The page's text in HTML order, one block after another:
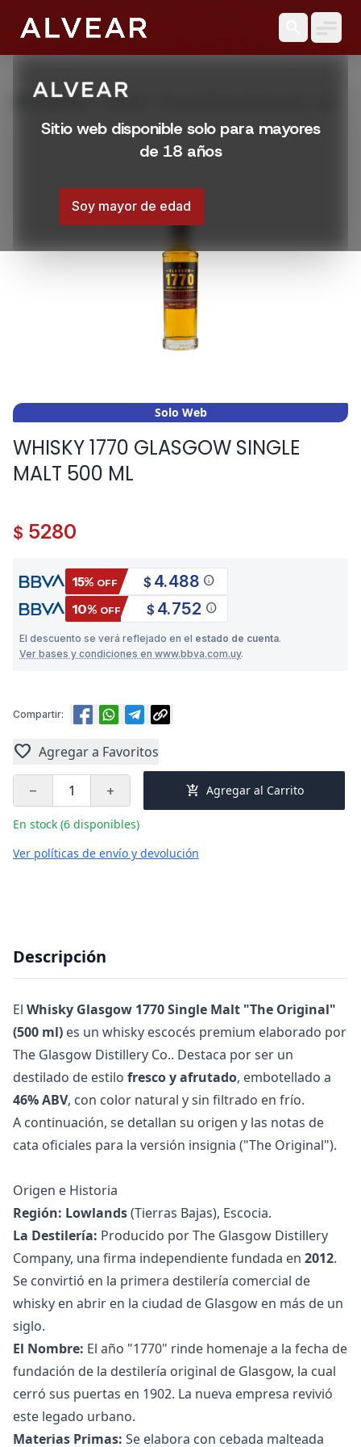
Sitio web disponible solo para mayores
de 18 años
Soy mayor de edad
Productos
WHISKY 1770 GLASGOW SINGLE MALT 500
Solo Web
WHISKY 1770 GLASGOW SINGLE
MALT 500 ML
$ 5280
15% OFF $ 4.488 info
10% OFF $ 4.752 info
El descuento se verá reflejado en el estado de cuenta.
Ver bases y condiciones en www.bbva.com.uy.
Compartir:
favorite Agregar a Favoritos
remove add add_shopping_cart Agregar al Carrito
En stock (6 disponibles)
Ver políticas de envío y devolución
Descripción
El Whisky Glasgow 1770 Single Malt "The Original"
(500 ml) es un whisky escocés premium elaborado por
The Glasgow Distillery Co.. Destaca por ser un
destilado de estilo fresco y afrutado, embotellado a
46% ABV, con color natural y sin filtrado en frío.
A continuación, se detallan su origen y las notas de
cata oficiales para la versión insignia ("The Original").
Origen e Historia
Región: Lowlands(Tierras Bajas), Escocia.
La Destilería: Producido por The Glasgow Distillery
Company, una firma independiente fundada en 2012.
Se convirtió en la primera destilería comercial de
whisky en abrir en la ciudad de Glasgow en más de un
siglo.
El Nombre: El año "1770" rinde homenaje a la fecha de
fundación de la destilería original de Glasgow, la cual
cerró sus puertas en 1902. La nueva empresa revivió
este legado urbano.
Materias Primas: Se elabora con cebada malteada